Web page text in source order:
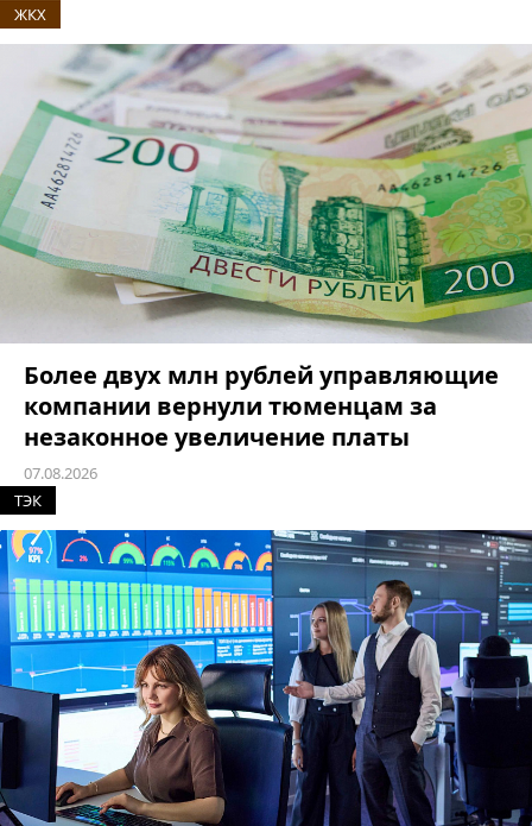
ЖКХ
Более двух млн рублей управляющие
компании вернули тюменцам за
незаконное увеличение платы
07.08.2026
ТЭК